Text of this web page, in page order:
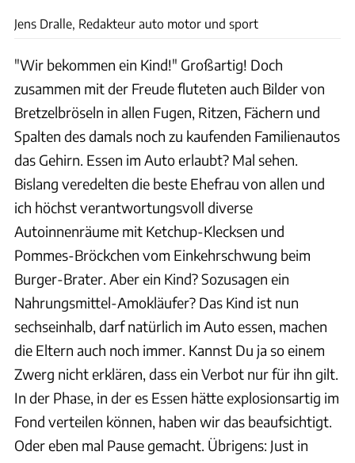
Jens Dralle, Redakteur auto motor und sport
"Wir bekommen ein Kind!" Großartig! Doch
zusammen mit der Freude fluteten auch Bilder von
Bretzelbröseln in allen Fugen, Ritzen, Fächern und
Spalten des damals noch zu kaufenden Familienautos
das Gehirn. Essen im Auto erlaubt? Mal sehen.
Bislang veredelten die beste Ehefrau von allen und
ich höchst verantwortungsvoll diverse
Autoinnenräume mit Ketchup-Klecksen und
Pommes-Bröckchen vom Einkehrschwung beim
Burger-Brater. Aber ein Kind? Sozusagen ein
Nahrungsmittel-Amokläufer? Das Kind ist nun
sechseinhalb, darf natürlich im Auto essen, machen
die Eltern auch noch immer. Kannst Du ja so einem
Zwerg nicht erklären, dass ein Verbot nur für ihn gilt.
In der Phase, in der es Essen hätte explosionsartig im
Fond verteilen können, haben wir das beaufsichtigt.
Oder eben mal Pause gemacht. Übrigens: Just in